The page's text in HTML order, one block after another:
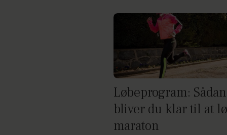
Løbeprogram: Sådan
bliver du klar til at
maraton